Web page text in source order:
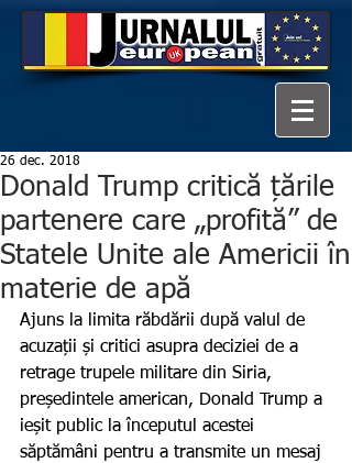
Donald Trump critică țările
partenere care „profită” de
Statele Unite ale Americii în
materie de apă
26 dec. 2018
Ajuns la limita răbdării după valul de
acuzații și critici asupra deciziei de a
retrage trupele militare din Siria,
președintele american, Donald Trump a
ieșit public la începutul acestei
săptămâni pentru a transmite un mesaj